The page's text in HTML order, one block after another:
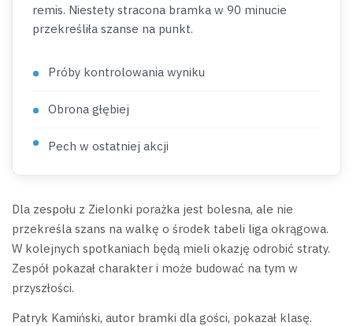
remis. Niestety stracona bramka w 90 minucie
przekreśliła szanse na punkt.
Próby kontrolowania wyniku
Obrona głębiej
Pech w ostatniej akcji
Dla zespołu z Zielonki porażka jest bolesna, ale nie
przekreśla szans na walkę o środek tabeli liga okrągowa.
W kolejnych spotkaniach będą mieli okazję odrobić straty.
Zespół pokazał charakter i może budować na tym w
przyszłości.
Patryk Kamiński, autor bramki dla gości, pokazał klasę.